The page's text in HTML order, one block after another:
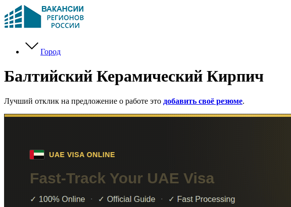
Город
Балтийский Керамический Кирпич
Лучший отклик на предложение о работе это добавить своё резюме.